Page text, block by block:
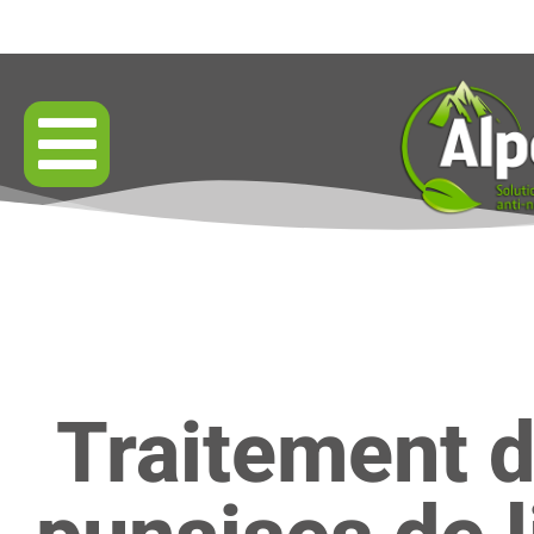
Résultats garantis par contrat
Traitement